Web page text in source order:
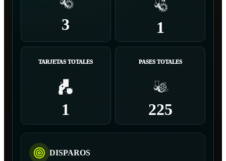
3 1
TARJETAS TOTALES
1
PASES TOTALES
225
DISPAROS